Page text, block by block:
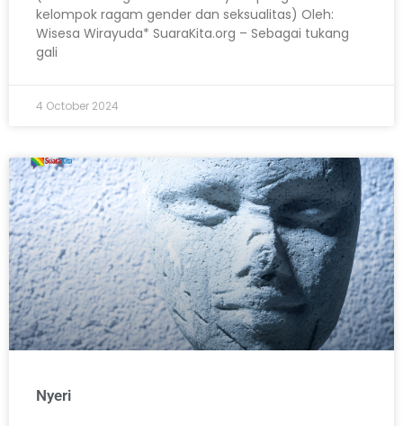
kelompok ragam gender dan seksualitas) Oleh:
Wisesa Wirayuda* SuaraKita.org – Sebagai tukang
gali
4 October 2024
Nyeri